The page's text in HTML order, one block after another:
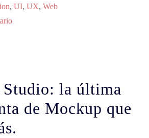
, UI, UX, Web
la última
de Mockup que